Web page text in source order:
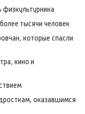
тысячи человек
которые спасли
кино и
оказавшимся